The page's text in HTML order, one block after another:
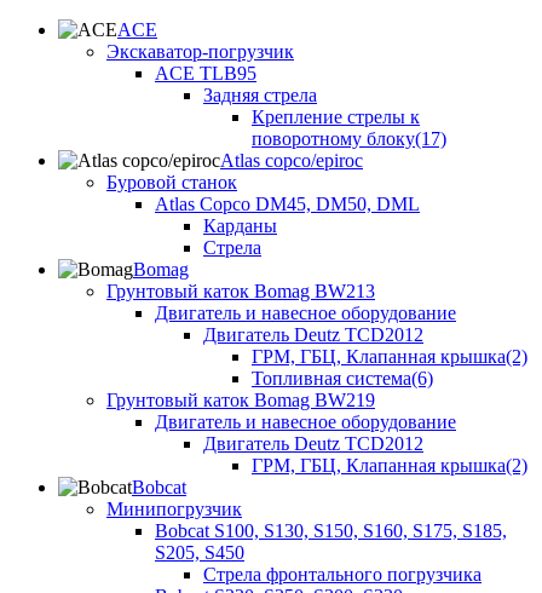
ACE
Экскаватор-погрузчик
ACE TLB95
Задняя стрела
Крепление стрелы к
поворотному блоку(17)
Atlas copco/epiroc
Буровой станок
Atlas Copco DM45, DM50, DML
Карданы
Стрела
Bomag
Грунтовый каток Bomag BW213
Двигатель и навесное оборудование
Двигатель Deutz TCD2012
ГРМ, ГБЦ, Клапанная крышка(2)
Топливная система(6)
Грунтовый каток Bomag BW219
Двигатель и навесное оборудование
Двигатель Deutz TCD2012
ГРМ, ГБЦ, Клапанная крышка(2)
Bobcat
Минипогрузчик
Bobcat S100, S130, S150, S160, S175, S185,
S205, S450
Стрела фронтального погрузчика